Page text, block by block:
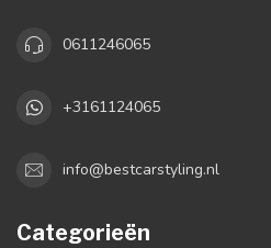
0611246065
+3161124065
info@bestcarstyling.nl
Categorieën